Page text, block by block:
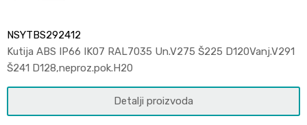
NSYTBS292412
Kutija ABS IP66 IK07 RAL7035 Un.V275 Š225 D120Vanj.V291
Š241 D128,neproz.pok.H20
Detalji proizvoda